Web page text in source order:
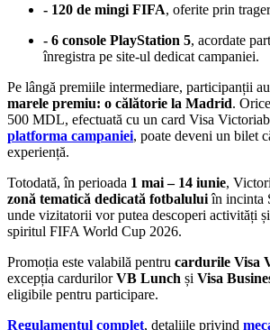
- 120 de mingi FIFA, oferite prin
- 6 console PlayStation 5, acordate
înregistra pe site-ul dedicat campaniei.
Pe lângă premiile intermediare, participanții au
marele premiu: o călătorie la Madrid.
500 MDL, efectuată cu un card Visa
platforma campaniei, poate deveni un bilet
experiență.
Totodată, în perioada 1 mai – 14 iunie,
zonă tematică dedicată fotbaluluiîn incinta
unde vizitatorii vor putea descoperi activități
spiritul FIFA World Cup 2026.
Promoția este valabilă pentru cardurile Visa
excepția cardurilorVB Lunch și Visa
eligibile pentru participare.
Regulamentul complet, detaliile privind